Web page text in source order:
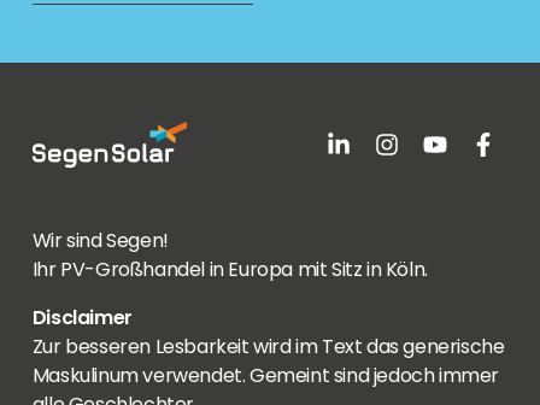
Wir sind Segen!
Ihr PV-Großhandel in Europa mit Sitz in Köln.
Disclaimer
Zur besseren Lesbarkeit wird im Text das generische
Maskulinum verwendet. Gemeint sind jedoch immer